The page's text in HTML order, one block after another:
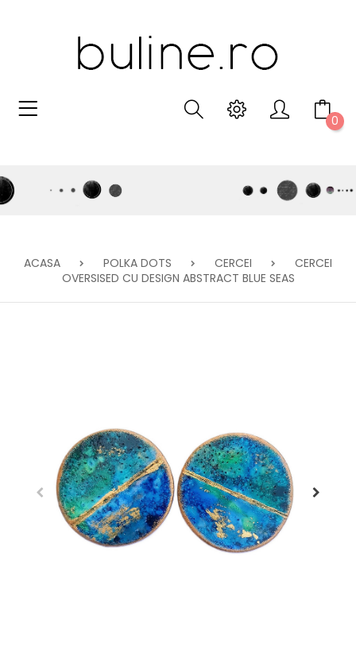
0
ACASA POLKA DOTS CERCEI
CERCEI
OVERSISED CU DESIGN ABSTRACT BLUE SEAS